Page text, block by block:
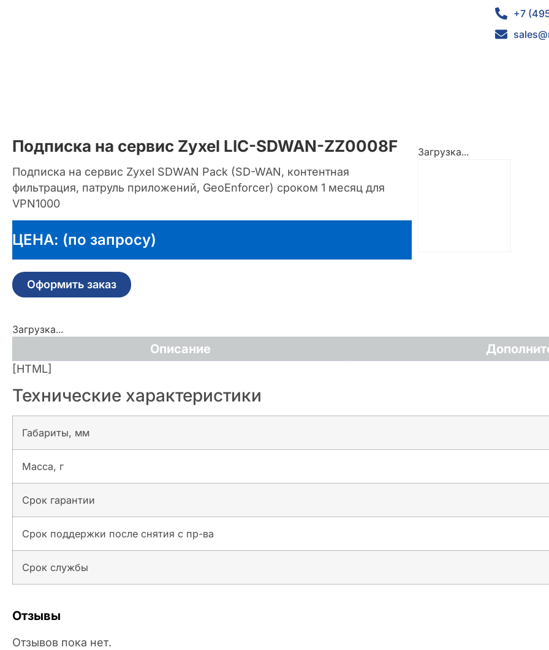
+7
Подписка на сервис Zyxel LIC-SDWAN-ZZ0008F
Подписка на сервис Zyxel SDWAN Pack (SD-WAN, контентная
фильтрация, патруль приложений, GeoEnforcer) сроком 1 месяц для
VPN1000
ЦЕНА: (по запросу)
Оформить заказ
Загрузка...
Загрузка...
Описание
[HTML]
Технические характеристики
Габариты, мм
Масса, г
Срок гарантии
Срок поддержки после снятия с пр-ва
Срок службы
Отзывы
Отзывов пока нет.